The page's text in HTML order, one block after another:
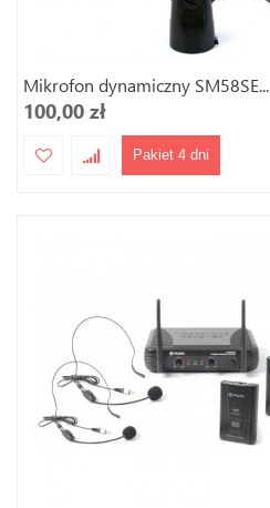
Mikrofon dynamiczny SM58SE...
100,00 zł
Pakiet 4 dni